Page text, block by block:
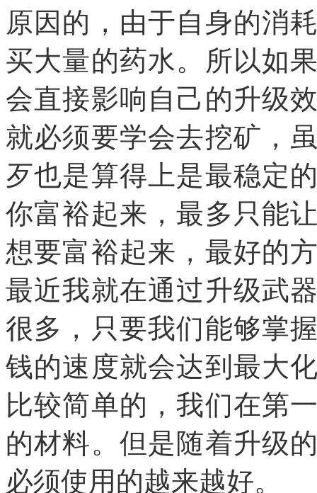
原因的，由于自身的消
买大量的药水。所以如
会直接影响自己的升级
就必须要学会去挖矿，
歹也是算得上是最稳定
你富裕起来，最多只能
想要富裕起来，最好的
最近我就在通过升级武
很多，只要我们能够掌
钱的速度就会达到最大
比较简单的，我们在第
的材料。但是随着升级
必须使用的越来越好。